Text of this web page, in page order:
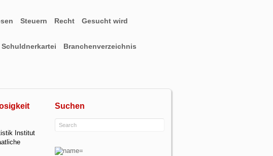
Steuern Recht Gesucht wird
Schuldnerkartei Branchenverzeichnis
Suchen
Institut